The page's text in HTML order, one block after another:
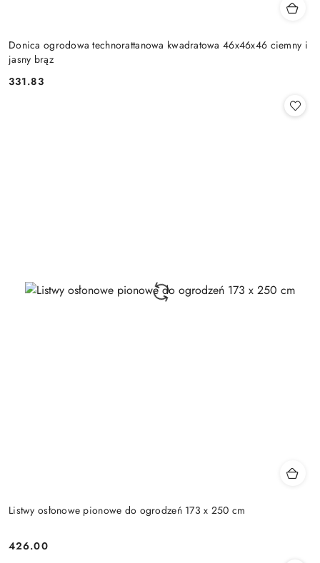
Donica ogrodowa technorattanowa kwadratowa 46x46x46 ciemny i
jasny brąz
Cena:
331.83
Listwy osłonowe pionowe do ogrodzeń 173 x 250 cm
Cena:
426.00